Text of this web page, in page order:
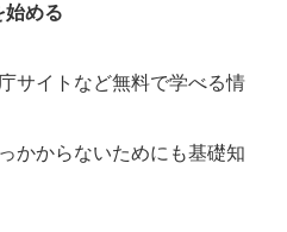
める
サイトなど無料で学べる情
かからないためにも基礎知